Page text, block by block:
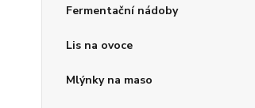
Fermentační nádoby
Lis na ovoce
Mlýnky na maso